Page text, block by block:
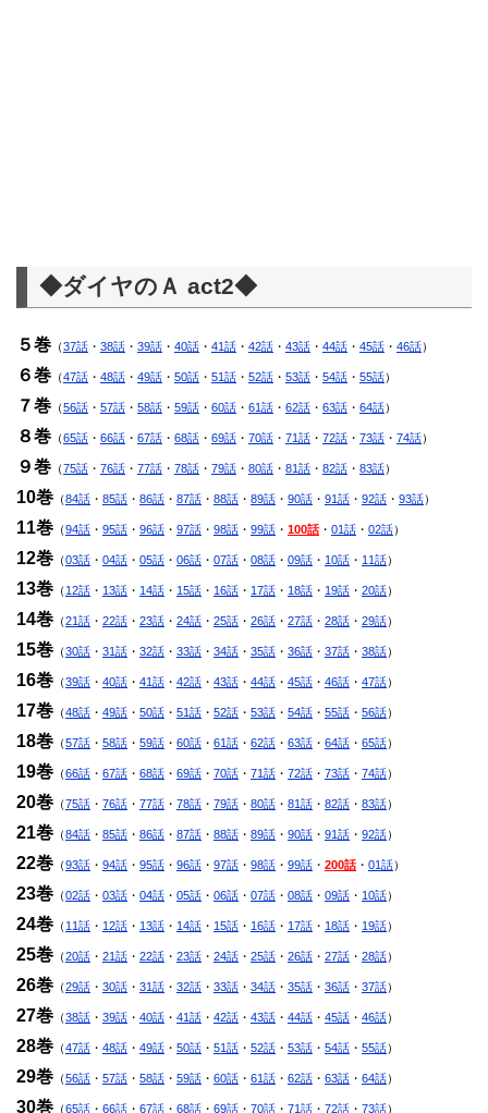
◆ダイヤのＡ act2◆
５巻 （37話 ・ 38話 ・ 39話 ・ 40話 ・ 41話 ・ 42話 ・ 43話 ・ 44話 ・ 45話 ・ 46話）
６巻 （47話 ・ 48話 ・ 49話 ・ 50話 ・ 51話 ・ 52話 ・ 53話 ・ 54話 ・ 55話）
７巻 （56話 ・ 57話 ・ 58話 ・ 59話 ・ 60話 ・ 61話 ・ 62話 ・ 63話 ・ 64話）
８巻 （65話 ・ 66話 ・ 67話 ・ 68話 ・ 69話 ・ 70話 ・ 71話 ・ 72話 ・ 73話 ・ 74話）
９巻 （75話 ・ 76話 ・ 77話 ・ 78話 ・ 79話 ・ 80話 ・ 81話 ・ 82話 ・ 83話）
10巻 （84話 ・ 85話 ・ 86話 ・ 87話 ・ 88話 ・ 89話 ・ 90話 ・ 91話 ・ 92話 ・ 93話）
11巻 （94話 ・ 95話 ・ 96話 ・ 97話 ・ 98話 ・ 99話 ・ 100話 ・ 01話 ・ 02話）
12巻 （03話 ・ 04話 ・ 05話 ・ 06話 ・ 07話 ・ 08話 ・ 09話 ・ 10話 ・ 11話）
13巻 （12話 ・ 13話 ・ 14話 ・ 15話 ・ 16話 ・ 17話 ・ 18話 ・ 19話 ・ 20話）
14巻 （21話 ・ 22話 ・ 23話 ・ 24話 ・ 25話 ・ 26話 ・ 27話 ・ 28話 ・ 29話）
15巻 （30話 ・ 31話 ・ 32話 ・ 33話 ・ 34話 ・ 35話 ・ 36話 ・ 37話 ・ 38話）
16巻 （39話 ・ 40話 ・ 41話 ・ 42話 ・ 43話 ・ 44話 ・ 45話 ・ 46話 ・ 47話）
17巻 （48話 ・ 49話 ・ 50話 ・ 51話 ・ 52話 ・ 53話 ・ 54話 ・ 55話 ・ 56話）
18巻 （57話 ・ 58話 ・ 59話 ・ 60話 ・ 61話 ・ 62話 ・ 63話 ・ 64話 ・ 65話）
19巻 （66話 ・ 67話 ・ 68話 ・ 69話 ・ 70話 ・ 71話 ・ 72話 ・ 73話 ・ 74話）
20巻 （75話 ・ 76話 ・ 77話 ・ 78話 ・ 79話 ・ 80話 ・ 81話 ・ 82話 ・ 83話）
21巻 （84話 ・ 85話 ・ 86話 ・ 87話 ・ 88話 ・ 89話 ・ 90話 ・ 91話 ・ 92話）
22巻 （93話 ・ 94話 ・ 95話 ・ 96話 ・ 97話 ・ 98話 ・ 99話 ・ 200話 ・ 01話）
23巻 （02話 ・ 03話 ・ 04話 ・ 05話 ・ 06話 ・ 07話 ・ 08話 ・ 09話 ・ 10話）
24巻 （11話 ・ 12話 ・ 13話 ・ 14話 ・ 15話 ・ 16話 ・ 17話 ・ 18話 ・ 19話）
25巻 （20話 ・ 21話 ・ 22話 ・ 23話 ・ 24話 ・ 25話 ・ 26話 ・ 27話 ・ 28話）
26巻 （29話 ・ 30話 ・ 31話 ・ 32話 ・ 33話 ・ 34話 ・ 35話 ・ 36話 ・ 37話）
27巻 （38話 ・ 39話 ・ 40話 ・ 41話 ・ 42話 ・ 43話 ・ 44話 ・ 45話 ・ 46話）
28巻 （47話 ・ 48話 ・ 49話 ・ 50話 ・ 51話 ・ 52話 ・ 53話 ・ 54話 ・ 55話）
29巻 （56話 ・ 57話 ・ 58話 ・ 59話 ・ 60話 ・ 61話 ・ 62話 ・ 63話 ・ 64話）
30巻 （65話 ・ 66話 ・ 67話 ・ 68話 ・ 69話 ・ 70話 ・ 71話 ・ 72話 ・ 73話）